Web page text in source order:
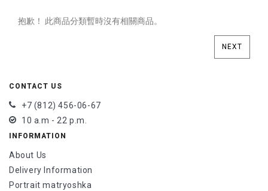
抱歉！ 此商品分類暫時沒有相關商品。
NEXT
CONTACT US
+7 (812) 456-06-67
10 a.m - 22 p.m.
INFORMATION
About Us
Delivery Information
Portrait matryoshka